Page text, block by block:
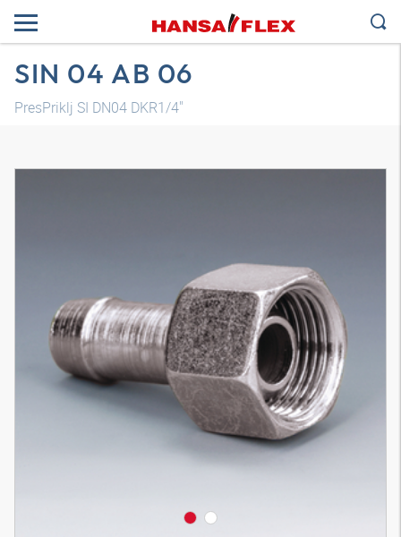
SIN 04 AB 06
PresPriklj SI DN04 DKR1/4"